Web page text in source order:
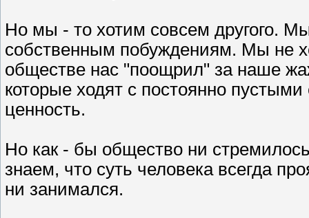
Но мы - то хотим совсем другого.
собственным побуждениям. Мы не
обществе нас "поощрил" за наше
которые ходят с постоянно
ценность.
Но как - бы общество ни
знаем, что суть человека всегда
ни занимался.